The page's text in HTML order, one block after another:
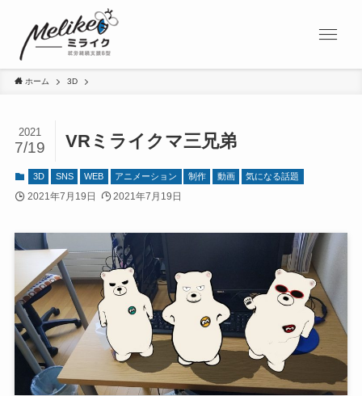
ホーム 3D
VRミライクマ三兄弟
2021
7/19
3D SNS WEB アニメーション 制作 動画 気になる話題
2021年7月19日 2021年7月19日